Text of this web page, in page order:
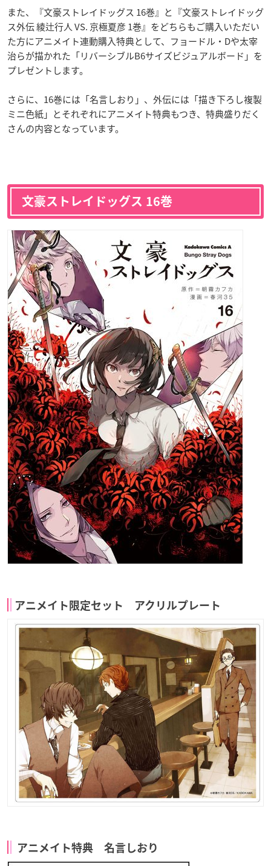
また、『文豪ストレイドッグス 16巻』と『文豪ストレイドッグ
ス外伝 綾辻行人 VS. 京極夏彦 1巻』をどちらもご購入いただい
た方にアニメイト連動購入特典として、フョードル・Dや太宰
治らが描かれた「リバーシブルB6サイズビジュアルボード」を
プレゼントします。
さらに、16巻には「名言しおり」、外伝には「描き下ろし複製
ミニ色紙」とそれぞれにアニメイト特典もつき、特典盛りだく
さんの内容となっています。
文豪ストレイドッグス 16巻
アニメイト限定セット アクリルプレート
アニメイト特典 名言しおり